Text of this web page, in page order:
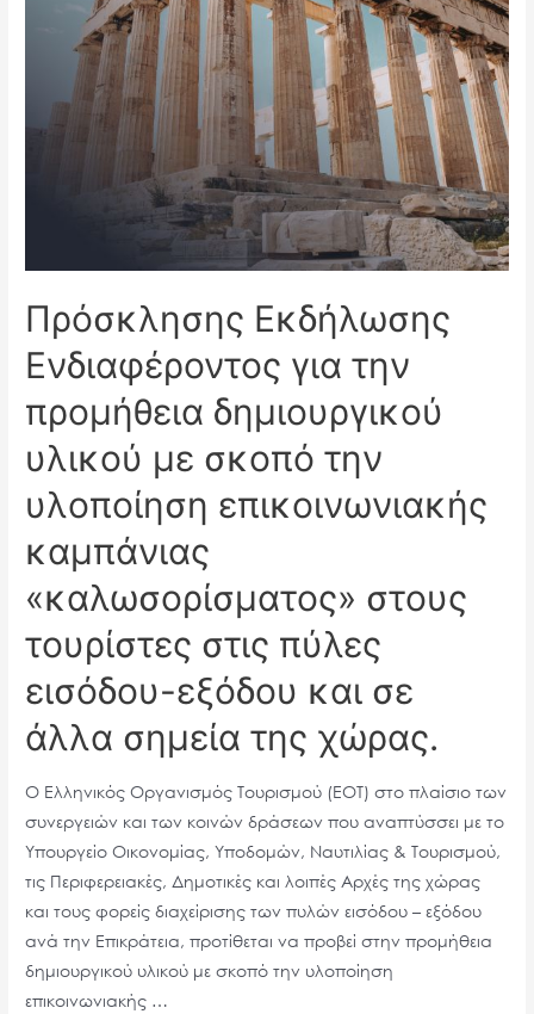
Πρόσκλησης Εκδήλωσης
Ενδιαφέροντος για την
προμήθεια δημιουργικού
υλικού με σκοπό την
υλοποίηση επικοινωνιακής
καμπάνιας
«καλωσορίσματος» στους
τουρίστες στις πύλες
εισόδου-εξόδου και σε
άλλα σημεία της χώρας.
Ο Ελληνικός Οργανισμός Τουρισμού (ΕΟΤ) στο πλαίσιο των
συνεργειών και των κοινών δράσεων που αναπτύσσει με το
Υπουργείο Οικονομίας, Υποδομών, Ναυτιλίας & Τουρισμού,
τις Περιφερειακές, Δημοτικές και λοιπές Αρχές της χώρας
και τους φορείς διαχείρισης των πυλών εισόδου – εξόδου
ανά την Επικράτεια, προτίθεται να προβεί στην προμήθεια
δημιουργικού υλικού με σκοπό την υλοποίηση
επικοινωνιακής …
σκοπό
υλοποίηση
«καλωσορίσματος»
πύλες
εισόδου-
εξόδου
και
άλλα
σημεία
της
χώρας.